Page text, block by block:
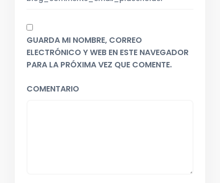
GUARDA MI NOMBRE, CORREO
ELECTRÓNICO Y WEB EN ESTE NAVEGADOR
PARA LA PRÓXIMA VEZ QUE COMENTE.
COMENTARIO